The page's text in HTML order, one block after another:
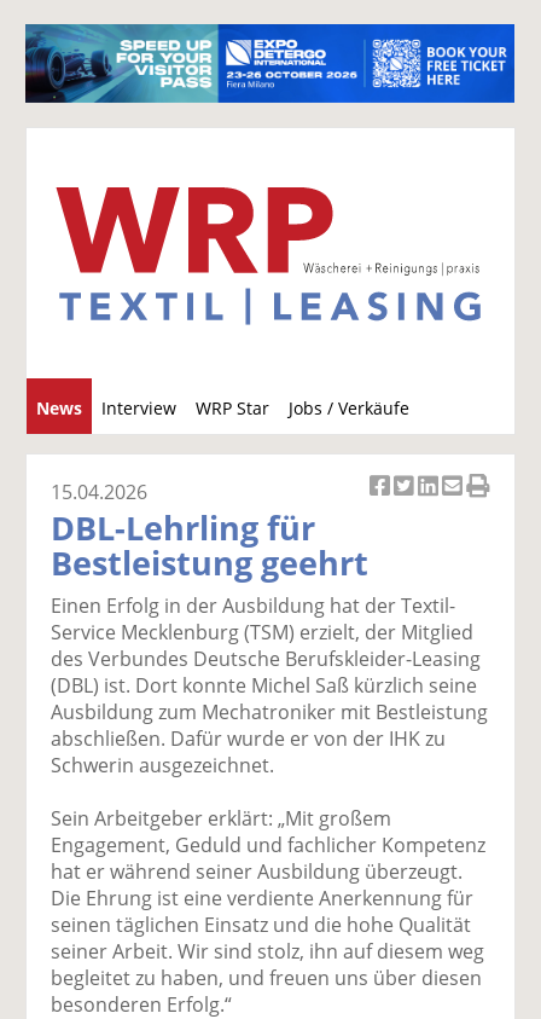
News Interview WRP Star Jobs / Verkäufe
u
c
el
a
uf
F
ac
e
b
k
te
il
e
n
el
wi
tt
er
n
el
a
uf
Li
n
k
e
il
e
n
el
p
er
E
m
ai
l
se
n
d
e
n
D
ru
ck
e
n
15.04.2026
DBL-Lehrling für
Bestleistung geehrt
Einen Erfolg in der Ausbildung hat der Textil-
Service Mecklenburg (TSM) erzielt, der Mitglied
des Verbundes Deutsche Berufskleider-Leasing
(DBL) ist. Dort konnte Michel Saß kürzlich seine
Ausbildung zum Mechatroniker mit Bestleistung
abschließen. Dafür wurde er von der IHK zu
Schwerin ausgezeichnet.
Sein Arbeitgeber erklärt: „Mit großem
Engagement, Geduld und fachlicher Kompetenz
hat er während seiner Ausbildung überzeugt.
Die Ehrung ist eine verdiente Anerkennung für
seinen täglichen Einsatz und die hohe Qualität
seiner Arbeit. Wir sind stolz, ihn auf diesem weg
begleitet zu haben, und freuen uns über diesen
besonderen Erfolg.“